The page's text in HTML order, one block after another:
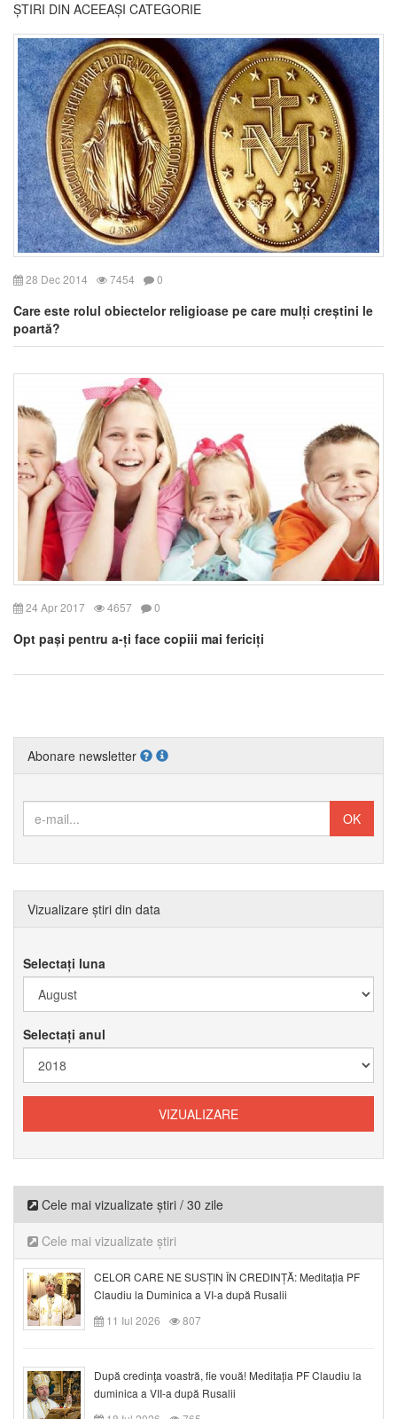
ȘTIRI DIN ACEEAȘI CATEGORIE
28 Dec 2014 7454 0
Care este rolul obiectelor religioase pe care mulți creștini le
poartă?
24 Apr 2017 4657 0
Opt pași pentru a-ți face copiii mai fericiți
Abonare newsletter
Vizualizare știri din data
Selectați luna
Selectați anul
Cele mai vizualizate știri / 30 zile
Cele mai vizualizate știri
CELOR CARE NE SUSȚIN ÎN CREDINȚĂ: Meditația PF
Claudiu la Duminica a VI-a după Rusalii
11 Iul 2026
807
După credinţa voastră, fie vouă! Meditația PF Claudiu la
duminica a VII-a după Rusalii